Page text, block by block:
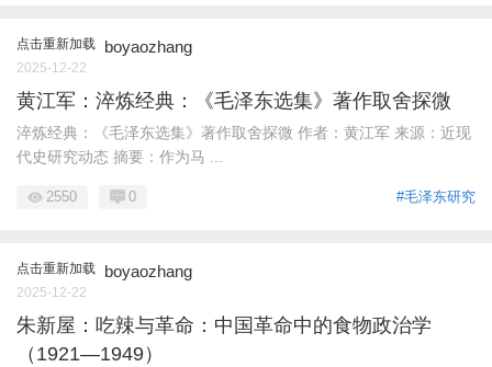
点击重新加载 boyaozhang
2025-12-22
黄江军：淬炼经典：《毛泽东选集》著作取舍探微
淬炼经典：《毛泽东选集》著作取舍探微 作者：黄江军 来源：近现
代史研究动态 摘要：作为马 ...
#毛泽东研究
2550 0
点击重新加载 boyaozhang
2025-12-22
朱新屋：吃辣与革命：中国革命中的食物政治学
（1921—1949）